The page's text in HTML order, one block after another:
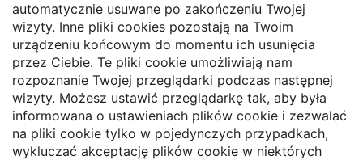
automatycznie usuwane po zakończeniu Twojej
wizyty. Inne pliki cookies pozostają na Twoim
urządzeniu końcowym do momentu ich usunięcia
przez Ciebie. Te pliki cookie umożliwiają nam
rozpoznanie Twojej przeglądarki podczas następnej
wizyty. Możesz ustawić przeglądarkę tak, aby była
informowana o ustawieniach plików cookie i zezwalać
na pliki cookie tylko w pojedynczych przypadkach,
wykluczać akceptację plików cookie w niektórych